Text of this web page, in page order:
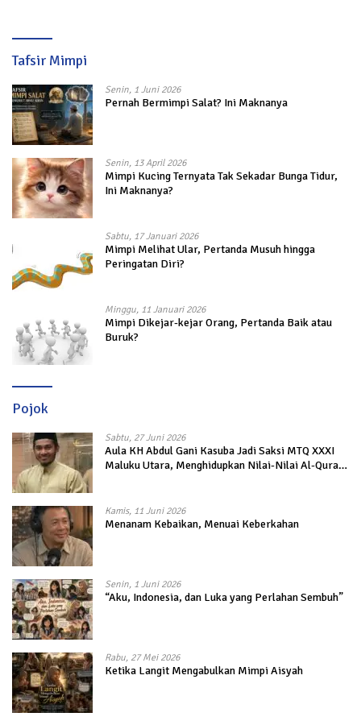
Tafsir Mimpi
Senin, 1 Juni 2026
Pernah Bermimpi Salat? Ini Maknanya
Senin, 13 April 2026
Mimpi Kucing Ternyata Tak Sekadar Bunga Tidur,
Ini Maknanya?
Sabtu, 17 Januari 2026
Mimpi Melihat Ular, Pertanda Musuh hingga
Peringatan Diri?
Minggu, 11 Januari 2026
Mimpi Dikejar-kejar Orang, Pertanda Baik atau
Buruk?
Pojok
Sabtu, 27 Juni 2026
Aula KH Abdul Gani Kasuba Jadi Saksi MTQ XXXI
Maluku Utara, Menghidupkan Nilai-Nilai Al-Quran
Kamis, 11 Juni 2026
Menanam Kebaikan, Menuai Keberkahan
Senin, 1 Juni 2026
“Aku, Indonesia, dan Luka yang Perlahan Sembuh”
Rabu, 27 Mei 2026
Ketika Langit Mengabulkan Mimpi Aisyah